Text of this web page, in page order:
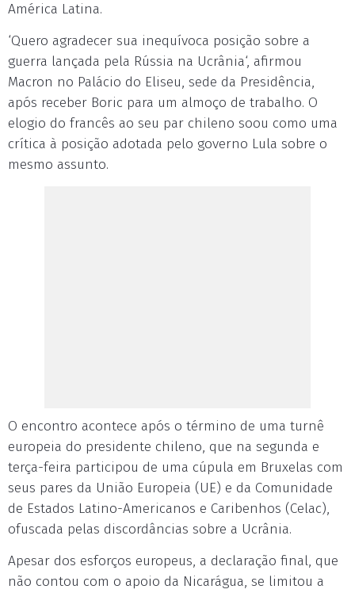
América Latina.
‘Quero agradecer sua inequívoca posição sobre a
guerra lançada pela Rússia na Ucrânia‘, afirmou
Macron no Palácio do Eliseu, sede da Presidência,
após receber Boric para um almoço de trabalho. O
elogio do francês ao seu par chileno soou como uma
crítica à posição adotada pelo governo Lula sobre o
mesmo assunto.
O encontro acontece após o término de uma turnê
europeia do presidente chileno, que na segunda e
terça-feira participou de uma cúpula em Bruxelas com
seus pares da União Europeia (UE) e da Comunidade
de Estados Latino-Americanos e Caribenhos (Celac),
ofuscada pelas discordâncias sobre a Ucrânia.
Apesar dos esforços europeus, a declaração final, que
não contou com o apoio da Nicarágua, se limitou a